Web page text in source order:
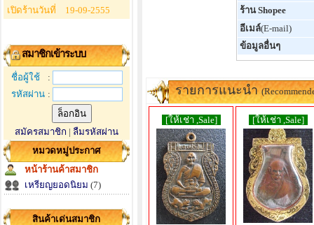
เปิดร้านวันที่
19-09-2555
สมาชิกเข้าระบบ
ชื่อผู้ใช้
:
รหัสผ่าน :
สมัครสมาชิก | ลืมรหัสผ่าน
หมวดหมู่ประกาศ
หน้าร้านค้าสมาชิก
เหรียญยอดนิยม (7)
สินค้าเด่นสมาชิก
ร้าน Shopee
อีเมล์(E-mail)
ข้อมูลอื่นๆ
รายการแนะนำ
[ให้เช่า ,Sale] [ให้เช่า ,Sale]